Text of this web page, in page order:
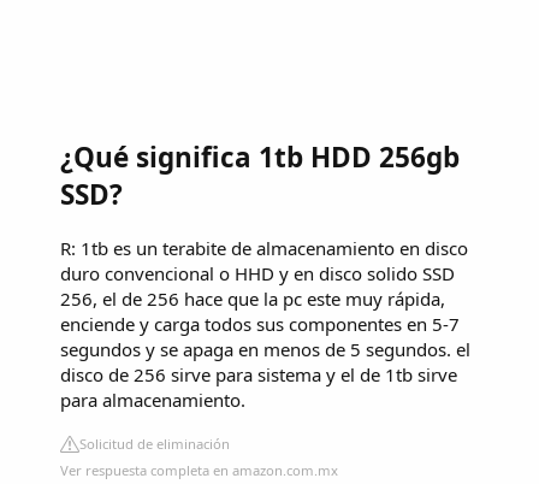
¿Qué significa 1tb HDD 256gb
SSD?
R: 1tb es un terabite de almacenamiento en disco
duro convencional o HHD y en disco solido SSD
256, el de 256 hace que la pc este muy rápida,
enciende y carga todos sus componentes en 5-7
segundos y se apaga en menos de 5 segundos. el
disco de 256 sirve para sistema y el de 1tb sirve
para almacenamiento.
Solicitud de eliminación
Ver respuesta completa en amazon.com.mx